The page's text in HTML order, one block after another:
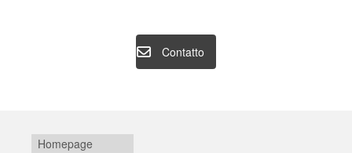
Contatto
Homepage